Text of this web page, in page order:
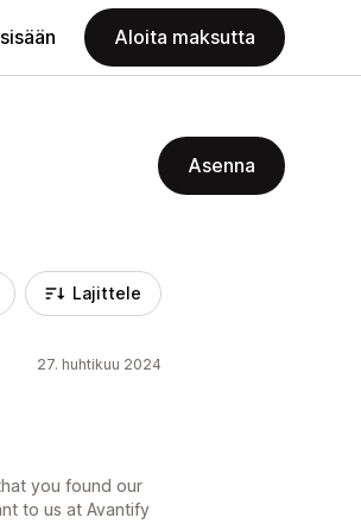
Aloita maksutta
Asenna
Lajittele
27. huhtikuu 2024
you found our
to us at Avantify